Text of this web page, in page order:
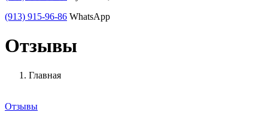
(913) 915-96-86 WhatsApp
Отзывы
Главная
Отзывы